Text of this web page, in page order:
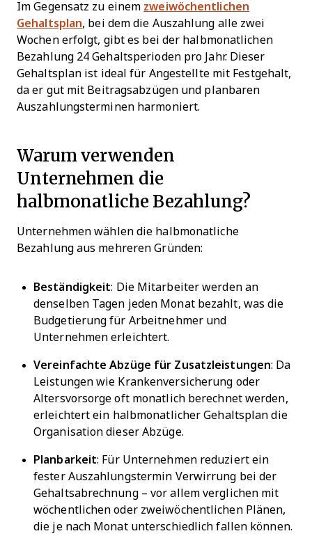
Im Gegensatz zu einem zweiwöchentlichen
Gehaltsplan, bei dem die Auszahlung alle zwei
Wochen erfolgt, gibt es bei der halbmonatlichen
Bezahlung 24 Gehaltsperioden pro Jahr. Dieser
Gehaltsplan ist ideal für Angestellte mit Festgehalt,
da er gut mit Beitragsabzügen und planbaren
Auszahlungsterminen harmoniert.
Warum verwenden
Unternehmen die
halbmonatliche Bezahlung?
Unternehmen wählen die halbmonatliche
Bezahlung aus mehreren Gründen:
Beständigkeit: Die Mitarbeiter werden an
denselben Tagen jeden Monat bezahlt, was die
Budgetierung für Arbeitnehmer und
Unternehmen erleichtert.
Vereinfachte Abzüge für Zusatzleistungen: Da
Leistungen wie Krankenversicherung oder
Altersvorsorge oft monatlich berechnet werden,
erleichtert ein halbmonatlicher Gehaltsplan die
Organisation dieser Abzüge.
Planbarkeit: Für Unternehmen reduziert ein
fester Auszahlungstermin Verwirrung bei der
Gehaltsabrechnung – vor allem verglichen mit
wöchentlichen oder zweiwöchentlichen Plänen,
die je nach Monat unterschiedlich fallen können.